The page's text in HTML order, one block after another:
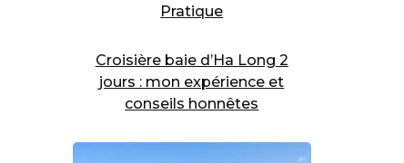
Pratique
Croisière baie d’Ha Long 2
jours : mon expérience et
conseils honnêtes